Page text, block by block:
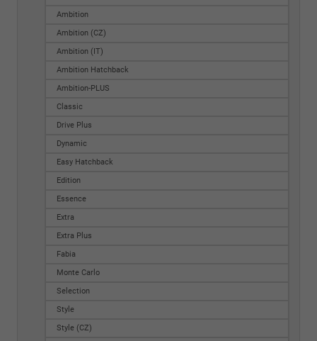
Ambition
Ambition (CZ)
Ambition (IT)
Ambition Hatchback
Ambition-PLUS
Classic
Drive Plus
Dynamic
Easy Hatchback
Edition
Essence
Extra
Extra Plus
Fabia
Monte Carlo
Selection
Style
Style (CZ)